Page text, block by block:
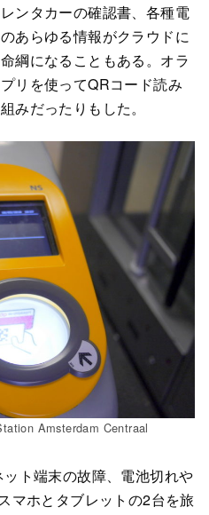
ンタカーの確認書、各種電
あらゆる情報がクラウドに
綱になることもある。オラ
リを使ってQRコード読み
みだったりもした。
Amsterdam Centraal
ト端末の故障、電池切れや
マホとタブレットの2台を旅